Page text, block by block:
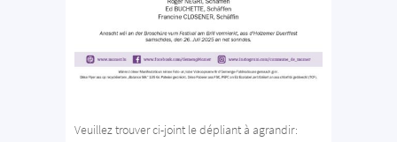
Veuillez trouver ci-joint le dépliant à agrandir: